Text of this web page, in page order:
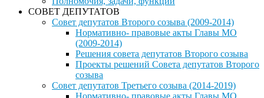
СОВЕТ ДЕПУТАТОВ
Совет депутатов Второго созыва (2009-2014)
Нормативно- правовые акты Главы МО
(2009-2014)
Решения совета депутатов Второго созыва
Проекты решений Совета депутатов Второго
созыва
Совет депутатов Третьего созыва (2014-2019)
Нормативно- правовые акты Главы МО